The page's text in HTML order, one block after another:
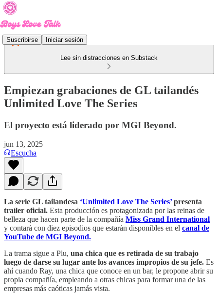
Suscribirse Iniciar sesión
Lee sin distracciones en Substack
Empiezan grabaciones de GL tailandés
Unlimited Love The Series
El proyecto está liderado por MGI Beyond.
jun 13, 2025
Escucha
La serie GL tailandesa ‘Unlimited Love The Series’presenta
traíler oficial. Esta producción es protagonizada por las reinas de
belleza que hacen parte de la compañía Miss Grand International
y contará con diez episodios que estarán disponibles en el canal de
YouTube de MGI Beyond.
La trama sigue a Plu, una chica que es retirada de su trabajo
luego de darse su lugar ante los avances impropios de su jefe. Es
ahí cuando Ray, una chica que conoce en un bar, le propone abrir su
propia compañía, empleando a otras chicas para formar una de las
empresas más caóticas jamás vista.